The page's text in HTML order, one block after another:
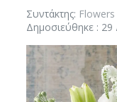
Συντάκτης:
Δημοσιεύθηκε :